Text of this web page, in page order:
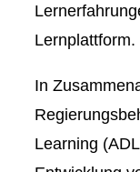
Lernplattform.
In
Learning